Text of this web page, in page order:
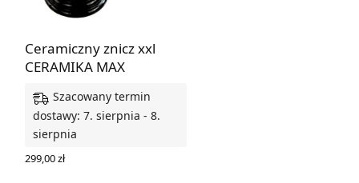
Ceramiczny znicz xxl
CERAMIKA MAX
Szacowany termin
dostawy: 7. sierpnia - 8.
sierpnia
299,00zł